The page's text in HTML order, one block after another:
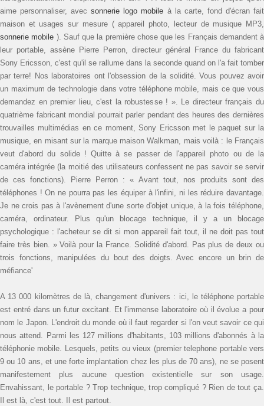
aime personnaliser, avecsonnerie logo mobile à la carte, fond d'écran fait
maison et usages sur mesure ( appareil photo, lecteur de musique MP3,
sonnerie mobile ). Sauf que la première chose que les Français demandent à
leur portable, assène Pierre Perron, directeur général France du fabricant
Sony Ericsson, c'est qu'il se rallume dans la seconde quand on l'a fait tomber
par terre! Nos laboratoires ont l'obsession de la solidité. Vous pouvez avoir
un maximum de technologie dans votre téléphone mobile, mais ce que vous
demandez en premier lieu, c'est la robustesse ! ». Le directeur français du
quatrième fabricant mondial pourrait parler pendant des heures des dernières
trouvailles multimédias en ce moment, Sony Ericsson met le paquet sur la
musique, en misant sur la marque maison Walkman, mais voilà : le Français
veut d'abord du solide ! Quitte à se passer de l'appareil photo ou de la
caméra intégrée (la moitié des utilisateurs confessent ne pas savoir se servir
de ces fonctions). Pierre Perron : « Avant tout, nos produits sont des
téléphones ! On ne pourra pas les équiper à l'infini, ni les réduire davantage.
Je ne crois pas à l'avènement d'une sorte d'objet unique, à la fois téléphone,
caméra, ordinateur. Plus qu'un blocage technique, il y a un blocage
psychologique : l'acheteur se dit si mon appareil fait tout, il ne doit pas tout
faire très bien. » Voilà pour la France. Solidité d'abord. Pas plus de deux ou
trois fonctions, manipulées du bout des doigts. Avec encore un brin de
méfiance'
A 13 000 kilomètres de là, changement d'univers : ici, le téléphone portable
est entré dans un futur excitant. Et l'immense laboratoire où il évolue a pour
nom le Japon. L'endroit du monde où il faut regarder si l'on veut savoir ce qui
nous attend. Parmi les 127 millions d'habitants, 103 millions d'abonnés à la
téléphonie mobile. Lesquels, petits ou vieux (premier telephone portable vers
9 ou 10 ans, et une forte implantation chez les plus de 70 ans), ne se posent
manifestement plus aucune question existentielle sur son usage.
Envahissant, le portable ? Trop technique, trop compliqué ? Rien de tout ça.
Il est là, c'est tout. Il est partout.